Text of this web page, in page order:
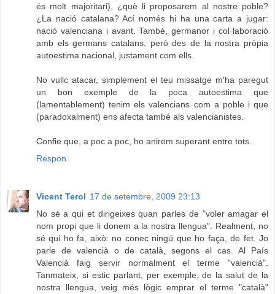
és molt majoritari), ¿què li proposarem al nostre poble?
¿La nació catalana? Ací només hi ha una carta a jugar:
nació valenciana i avant. També, germanor i col·laboració
amb els germans catalans, però des de la nostra pròpia
autoestima nacional, justament com ells.
No vullc atacar, simplement el teu missatge m'ha paregut
un bon exemple de la poca autoestima que
(lamentablement) tenim els valencians com a poble i que
(paradoxalment) ens afecta també als valencianistes.
Confie que, a poc a poc, ho anirem superant entre tots.
Respon
Vicent Terol 17 de setembre, 2009 23:13
No sé a qui et dirigeixes quan parles de "voler amagar el
nom propi que li donem a la nostra llengua". Realment, no
sé qui ho fa, això: no conec ningú que ho faça, de fet. Jo
parle de valencià o de català, segons el cas. Al País
Valencià faig servir normalment el terme "valencià".
Tanmateix, si estic parlant, per exemple, de la salut de la
nostra llengua, veig més lògic emprar el terme "català"